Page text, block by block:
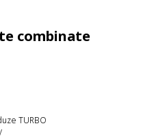
combinate
TURBO